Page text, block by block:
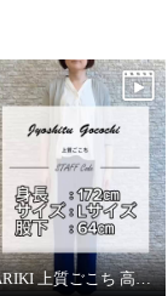
ARIKI 上質ごこち 高身長スタッフがはいてみました！